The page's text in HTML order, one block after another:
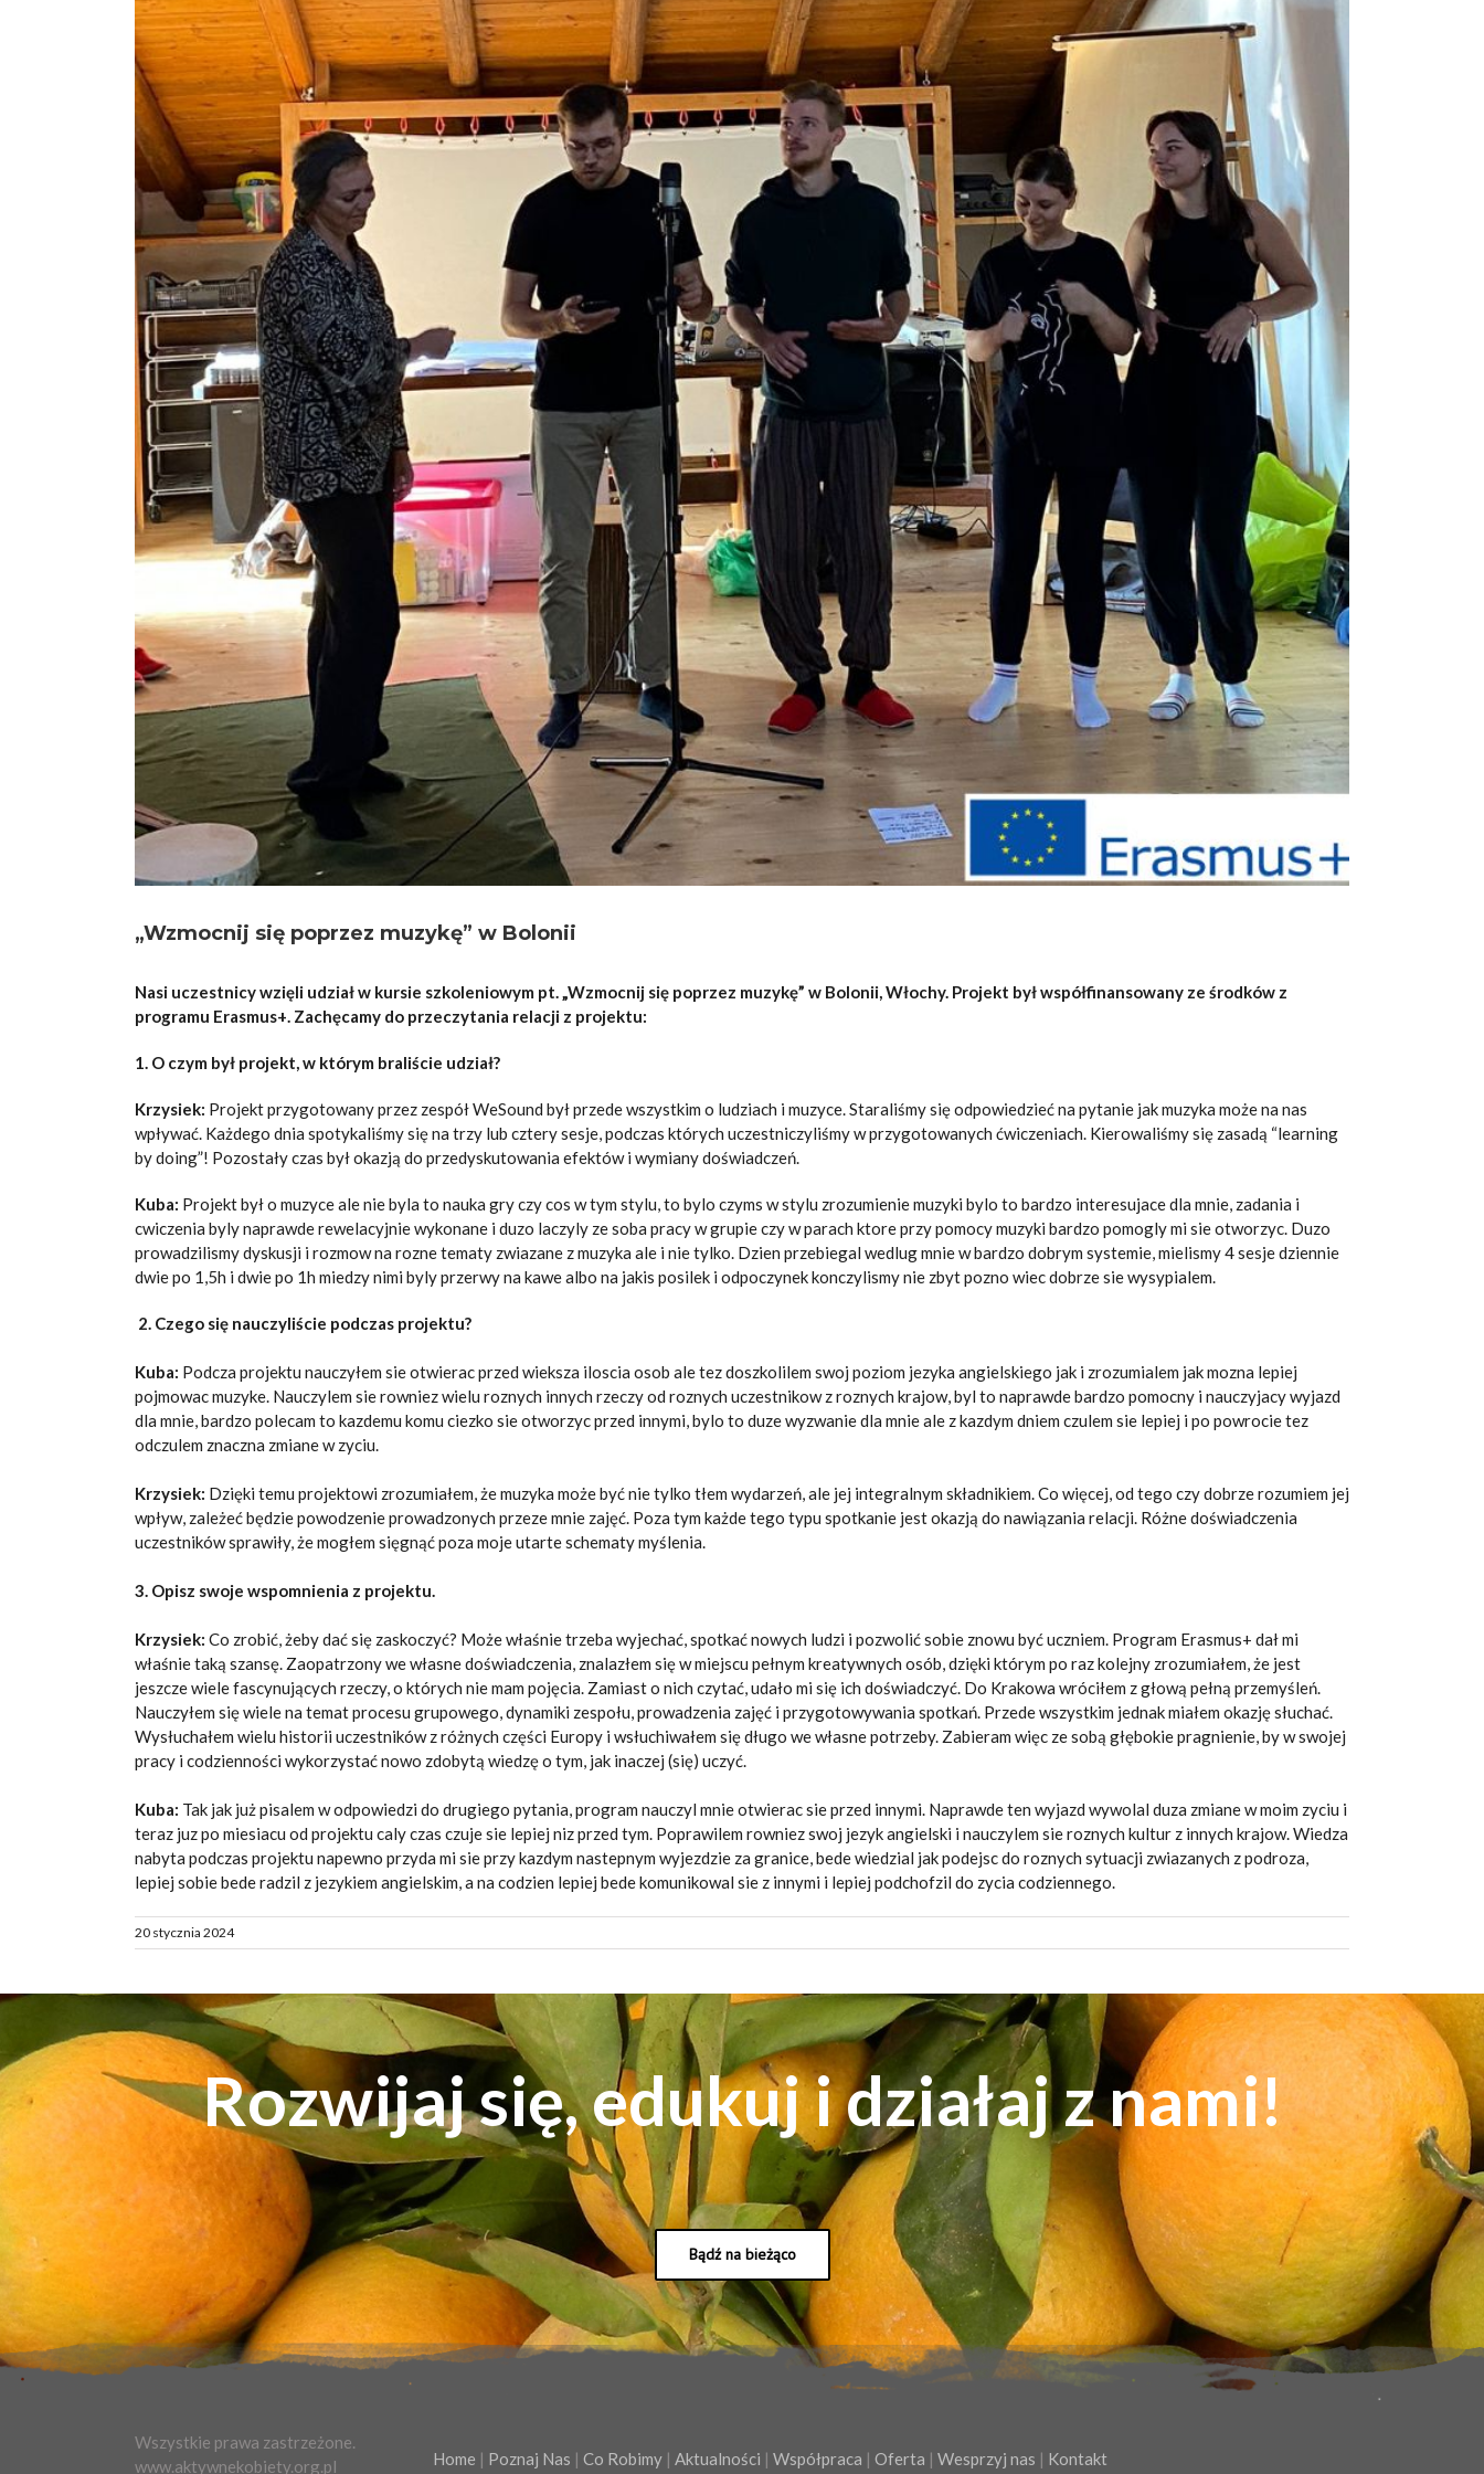
„Wzmocnij się poprzez muzykę” w Bolonii
Nasi uczestnicy wzięli udział w kursie szkoleniowym pt. „Wzmocnij się poprzez muzykę” w Bolonii, Włochy. Projekt był współfinansowany ze środków z
programu Erasmus+. Zachęcamy do przeczytania relacji z projektu:
1. O czym był projekt, w którym braliście udział?
Krzysiek: Projekt przygotowany przez zespół WeSound był przede wszystkim o ludziach i muzyce. Staraliśmy się odpowiedzieć na pytanie jak muzyka może na nas
wpływać. Każdego dnia spotykaliśmy się na trzy lub cztery sesje, podczas których uczestniczyliśmy w przygotowanych ćwiczeniach. Kierowaliśmy się zasadą “learning
by doing”! Pozostały czas był okazją do przedyskutowania efektów i wymiany doświadczeń.
Kuba: Projekt był o muzyce ale nie byla to nauka gry czy cos w tym stylu, to bylo czyms w stylu zrozumienie muzyki bylo to bardzo interesujace dla mnie, zadania i
cwiczenia byly naprawde rewelacyjnie wykonane i duzo laczyly ze soba pracy w grupie czy w parach ktore przy pomocy muzyki bardzo pomogly mi sie otworzyc. Duzo
prowadzilismy dyskusji i rozmow na rozne tematy zwiazane z muzyka ale i nie tylko. Dzien przebiegal wedlug mnie w bardzo dobrym systemie, mielismy 4 sesje dziennie
dwie po 1,5h i dwie po 1h miedzy nimi byly przerwy na kawe albo na jakis posilek i odpoczynek konczylismy nie zbyt pozno wiec dobrze sie wysypialem.
2. Czego się nauczyliście podczas projektu?
Kuba: Podcza projektu nauczyłem sie otwierac przed wieksza iloscia osob ale tez doszkolilem swoj poziom jezyka angielskiego jak i zrozumialem jak mozna lepiej
pojmowac muzyke. Nauczylem sie rowniez wielu roznych innych rzeczy od roznych uczestnikow z roznych krajow, byl to naprawde bardzo pomocny i nauczyjacy wyjazd
dla mnie, bardzo polecam to kazdemu komu ciezko sie otworzyc przed innymi, bylo to duze wyzwanie dla mnie ale z kazdym dniem czulem sie lepiej i po powrocie tez
odczulem znaczna zmiane w zyciu.
Krzysiek: Dzięki temu projektowi zrozumiałem, że muzyka może być nie tylko tłem wydarzeń, ale jej integralnym składnikiem. Co więcej, od tego czy dobrze rozumiem jej
wpływ, zależeć będzie powodzenie prowadzonych przeze mnie zajęć. Poza tym każde tego typu spotkanie jest okazją do nawiązania relacji. Różne doświadczenia
uczestników sprawiły, że mogłem sięgnąć poza moje utarte schematy myślenia.
3. Opisz swoje wspomnienia z projektu.
Krzysiek: Co zrobić, żeby dać się zaskoczyć? Może właśnie trzeba wyjechać, spotkać nowych ludzi i pozwolić sobie znowu być uczniem. Program Erasmus+ dał mi
właśnie taką szansę. Zaopatrzony we własne doświadczenia, znalazłem się w miejscu pełnym kreatywnych osób, dzięki którym po raz kolejny zrozumiałem, że jest
jeszcze wiele fascynujących rzeczy, o których nie mam pojęcia. Zamiast o nich czytać, udało mi się ich doświadczyć. Do Krakowa wróciłem z głową pełną przemyśleń.
Nauczyłem się wiele na temat procesu grupowego, dynamiki zespołu, prowadzenia zajęć i przygotowywania spotkań. Przede wszystkim jednak miałem okazję słuchać.
Wysłuchałem wielu historii uczestników z różnych części Europy i wsłuchiwałem się długo we własne potrzeby. Zabieram więc ze sobą głębokie pragnienie, by w swojej
pracy i codzienności wykorzystać nowo zdobytą wiedzę o tym, jak inaczej (się) uczyć.
Kuba: Tak jak już pisalem w odpowiedzi do drugiego pytania, program nauczyl mnie otwierac sie przed innymi. Naprawde ten wyjazd wywolal duza zmiane w moim zyciu i
teraz juz po miesiacu od projektu caly czas czuje sie lepiej niz przed tym. Poprawilem rowniez swoj jezyk angielski i nauczylem sie roznych kultur z innych krajow. Wiedza
nabyta podczas projektu napewno przyda mi sie przy kazdym nastepnym wyjezdzie za granice, bede wiedzial jak podejsc do roznych sytuacji zwiazanych z podroza,
lepiej sobie bede radzil z jezykiem angielskim, a na codzien lepiej bede komunikowal sie z innymi i lepiej podchofzil do zycia codziennego.
20 stycznia 2024
Rozwijaj się, edukuj i działaj z nami!
Bądź na bieżąco
Wszystkie prawa zastrzeżone.
www.aktywnekobiety.org.pl
Home | Poznaj Nas | Co Robimy | Aktualności | Współpraca | Oferta | Wesprzyj nas | Kontakt